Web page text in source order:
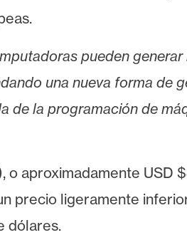
pueden
una nueva forma de
la programación de
o aproximadamente USD
precio ligeramente
dólares.